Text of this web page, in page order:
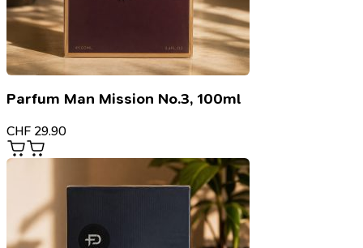
Parfum Man Mission No.3, 100ml
CHF 29.90